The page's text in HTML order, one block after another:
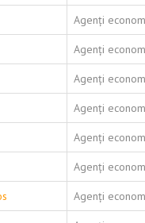
Agenți
Agenți
Agenți
Agenți
Agenți
Agenți
Agenți